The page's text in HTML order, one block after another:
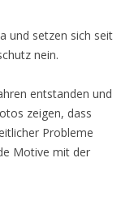
und setzen sich seit
nein.
entstanden und
zeigen, dass
Probleme
Motive mit der